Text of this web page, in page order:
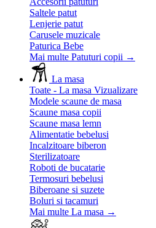
Saltele patut
Lenjerie patut
Carusele muzicale
Paturica Bebe
Mai multe Patuturi copii →
La masa
Toate - La masa Vizualizare
Modele scaune de masa
Scaune masa copii
Scaune masa lemn
Alimentatie bebelusi
Incalzitoare biberon
Sterilizatoare
Roboti de bucatarie
Termosuri bebelusi
Biberoane si suzete
Boluri si tacamuri
Mai multe La masa →